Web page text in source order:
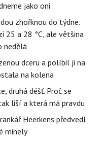
jako oni
zhořknou do týdne.
25 a 28 °C, ale většina
nedělá
dceru a políbil ji na
na kolena
druhá déšť. Proč se
liší a která má pravdu
Heerkens předvedl
minely